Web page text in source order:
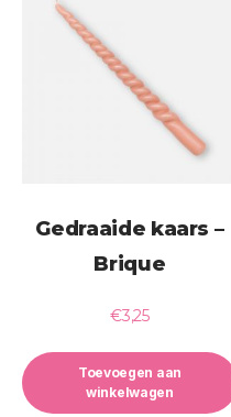
Gedraaide kaars –
Brique
€3,25
Toevoegen aan
winkelwagen